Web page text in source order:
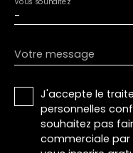
-
Votre message
J'accepte le
personnelles
souhaitez pas
commerciale par